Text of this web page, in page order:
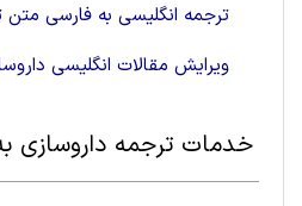
ترجمه انگلیسی به فارسی
ویرایش مقالات انگلیسی
خدمات ترجمه داروسازی